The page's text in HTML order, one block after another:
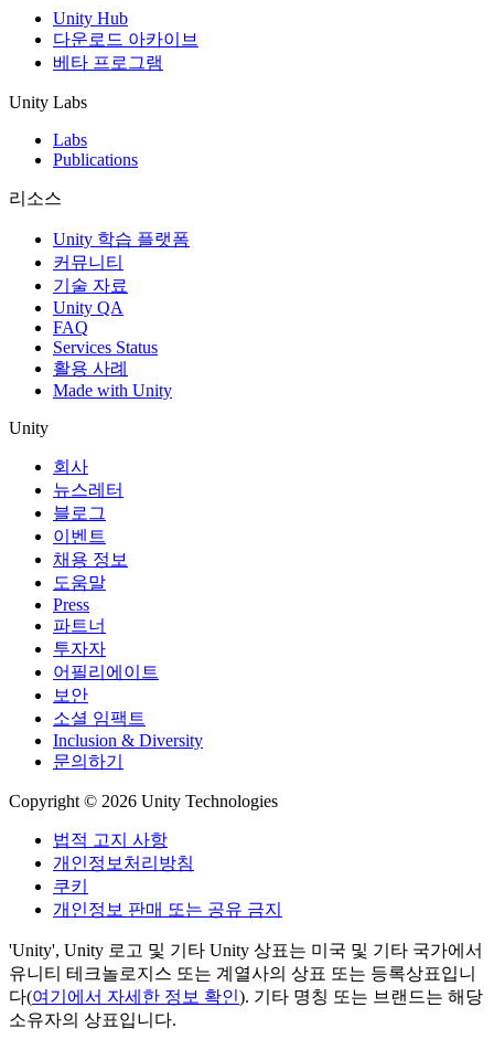
Unity Hub
다운로드 아카이브
베타 프로그램
Unity Labs
Labs
Publications
리소스
Unity 학습 플랫폼
커뮤니티
기술 자료
Unity QA
FAQ
Services Status
활용 사례
Made with Unity
Unity
회사
뉴스레터
블로그
이벤트
채용 정보
도움말
Press
파트너
투자자
어필리에이트
보안
소셜 임팩트
Inclusion & Diversity
문의하기
Copyright © 2026 Unity Technologies
법적 고지 사항
개인정보처리방침
쿠키
개인정보 판매 또는 공유 금지
'Unity', Unity 로고 및 기타 Unity 상표는 미국 및 기타 국가에서
유니티 테크놀로지스 또는 계열사의 상표 또는 등록상표입니
다(여기에서 자세한 정보 확인). 기타 명칭 또는 브랜드는 해당
소유자의 상표입니다.